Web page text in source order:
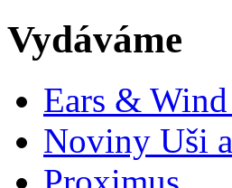
Vydáváme
Ears &
Noviny Uši